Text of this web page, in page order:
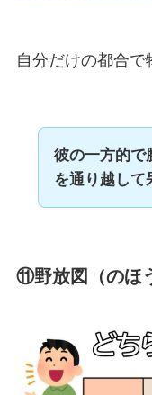
自分だけの都合で
彼の一方的で
を通り越して
⑪野放図（のほ